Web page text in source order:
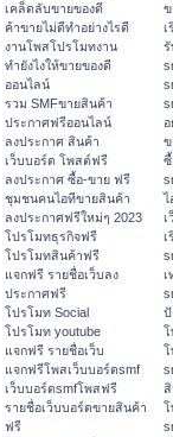
เคล็ดลับขายของดี
ค้าขายไม่ดีทำอย่างไรดี
งานโพสโปรโมทงาน
ทํายังไงให้ขายของดี
ออนไลน์
รวม SMFขายสินค้า
ประกาศฟรีออนไลน์
ลงประกาศ สินค้า
เว็บบอร์ด โพสต์ฟรี
ลงประกาศ ซื้อ-ขาย ฟรี
ชุมชนคนไอทีขายสินค้า
ลงประกาศฟรีใหม่ๆ 2023
โปรโมทธุรกิจฟรี
โปรโมทสินค้าฟรี
แจกฟรี รายชื่อเว็บลง
ประกาศฟรี
โปรโมท Social
โปรโมท youtube
แจกฟรี รายชื่อเว็บ
แจกฟรีโพสเว็บบอร์ดsmf
เว็บบอร์ดsmfโพสฟรี
รายชื่อเว็บบอร์ดขายสินค้า
ฟรี
เ
รั
ข
ไ
เ
เ
เ
ปั
โ
โ